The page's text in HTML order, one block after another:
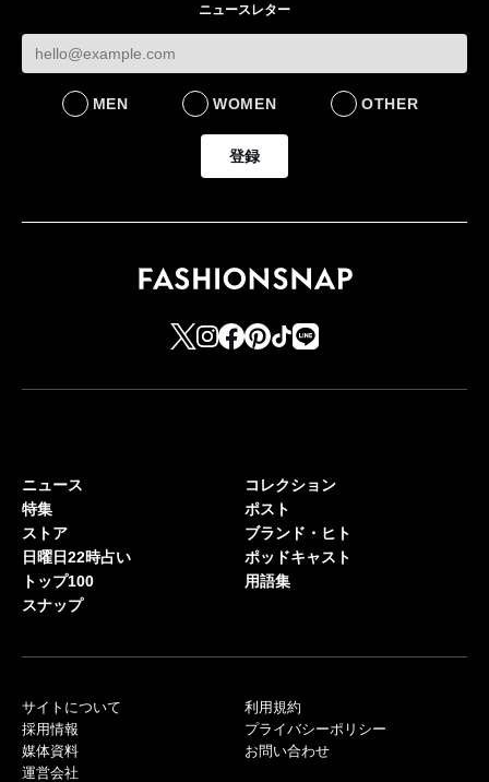
ニュースレター
MEN WOMEN OTHER
登録
ニュース
特集
ストア
日曜日22時占い
トップ100
スナップ
コレクション
ポスト
ブランド・ヒト
ポッドキャスト
用語集
サイトについて
採用情報
媒体資料
運営会社
利用規約
プライバシーポリシー
お問い合わせ